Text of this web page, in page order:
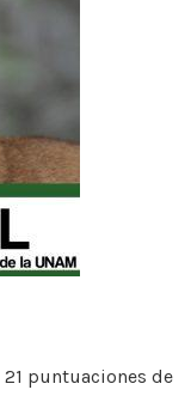
21 puntuaciones de